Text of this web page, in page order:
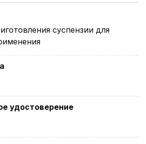
суспензии для
удостоверение